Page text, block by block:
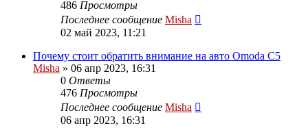
486 Просмотры
Последнее сообщение Misha
02 май 2023, 11:21
Почему стоит обратить внимание на авто Omoda C5
Misha » 06 апр 2023, 16:31
0 Ответы
476 Просмотры
Последнее сообщение Misha
06 апр 2023, 16:31